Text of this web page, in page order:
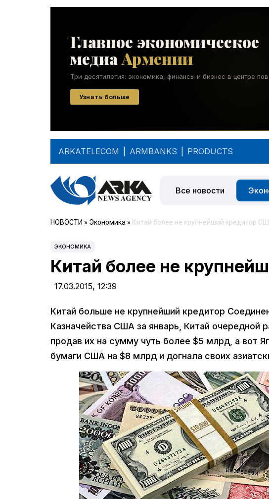
ARKATELECOM ARMBANKS PRODUCTS
Все новости
НОВОСТИ » Экономика » Китай более не крупнейший кредитор
ЭКОНОМИКА
Китай более не
17.03.2015, 12:39
Китай больше не крупнейший кредитор
Казначейства США за январь, Китай очередной
продав их на сумму чуть более $5 млрд, а вот
бумаги США на $8 млрд и догнала своих